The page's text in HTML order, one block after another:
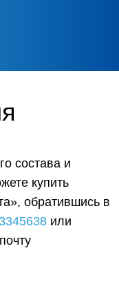
состава и
купить
обратившись в
или